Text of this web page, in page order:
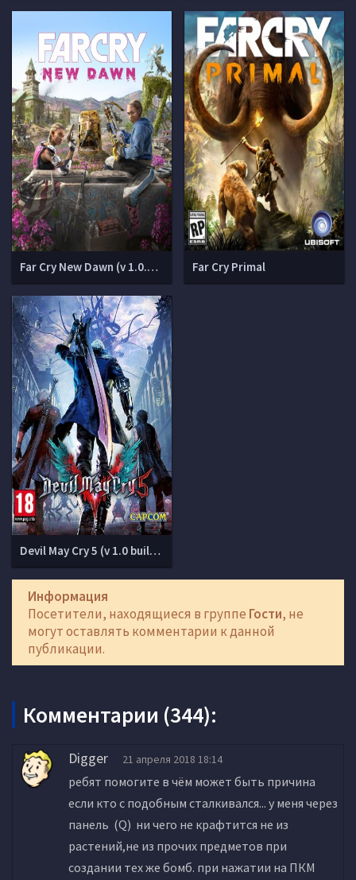
Far Cry New Dawn (v 1.0.5 + DLCs) Far Cry Primal
Devil May Cry 5 (v 1.0 build 5962864 + DLCs)
Информация
Посетители, находящиеся в группе Гости, не
могут оставлять комментарии к данной
публикации.
Комментарии (344):
Digger 21 апреля 2018 18:14
ребят помогите в чём может быть причина
если кто с подобным сталкивался... у меня через
панель (Q) ни чего не крафтится не из
растений,не из прочих предметов при
создании тех же бомб. при нажатии на ПКМ